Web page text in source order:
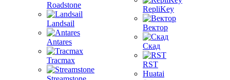
Roadstone
Landsail
Antares
Tracmax
RepliKey
Вектор
Скад
RST
Huatai